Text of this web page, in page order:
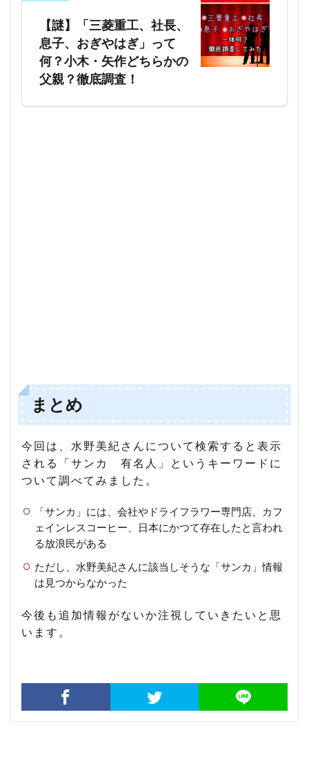
【謎】「三菱重工、社長、
息子、おぎやはぎ」って
何？小木・矢作どちらかの
父親？徹底調査！
まとめ
今回は、水野美紀さんについて検索すると表示
される「サンカ 有名人」というキーワードに
ついて調べてみました。
「サンカ」には、会社やドライフラワー専門店、カフ
ェインレスコーヒー、日本にかつて存在したと言われ
る放浪民がある
ただし、水野美紀さんに該当しそうな「サンカ」情報
は見つからなかった
今後も追加情報がないか注視していきたいと思
います。